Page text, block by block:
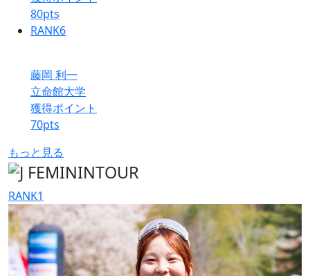
80pts
RANK6
藤岡 利一
立命館大学
獲得ポイント
70pts
もっと見る
RANK1